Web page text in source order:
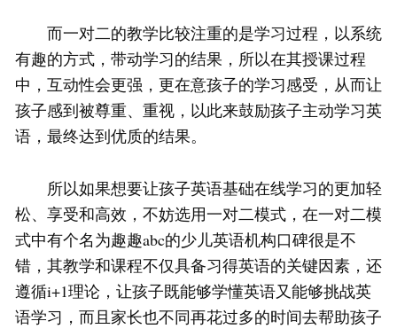
而一对二的教学比较注重的是学习过程，以系统
有趣的方式，带动学习的结果，所以在其授课过程
中，互动性会更强，更在意孩子的学习感受，从而让
孩子感到被尊重、重视，以此来鼓励孩子主动学习英
语，最终达到优质的结果。
所以如果想要让孩子英语基础在线学习的更加轻
松、享受和高效，不妨选用一对二模式，在一对二模
式中有个名为趣趣abc的少儿英语机构口碑很是不
错，其教学和课程不仅具备习得英语的关键因素，还
遵循i+1理论，让孩子既能够学懂英语又能够挑战英
语学习，而且家长也不同再花过多的时间去帮助孩子